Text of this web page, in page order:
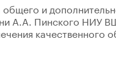
и
А.А. Пинского НИУ
качественного